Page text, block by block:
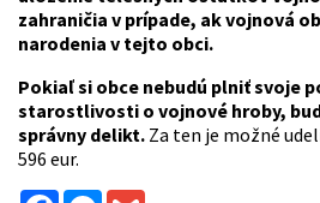
zahraničia v prípade, ak vojnová
narodenia v tejto obci.
Pokiaľ si obce nebudú plniť svoje
starostlivosti o vojnové hroby,
správny delikt. Za ten je možné
596 eur.